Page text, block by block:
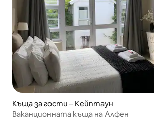
Къща за гости – Кейптаун
Ваканционната къща на Алфен